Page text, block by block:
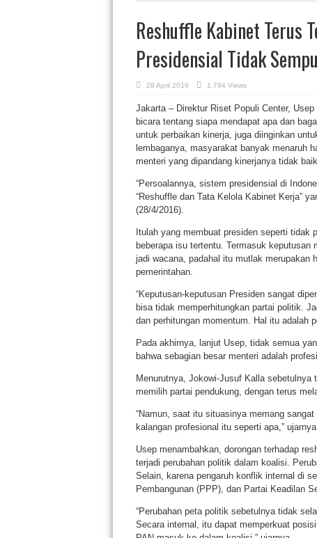
Reshuffle Kabinet Terus
Presidensial Tidak
28 April 2016 1,794 Views
Jakarta – Direktur Riset Populi Center,
bicara tentang siapa mendapat apa dan
untuk perbaikan kinerja, juga diinginkan
lembaganya, masyarakat banyak menaruh
menteri yang dipandang kinerjanya tidak
“Persoalannya, sistem presidensial di
“Reshuffle dan Tata Kelola Kabinet Kerja”
(28/4/2016).
Itulah yang membuat presiden seperti tidak
beberapa isu tertentu. Termasuk
jadi wacana, padahal itu mutlak merupakan
pemerintahan.
“Keputusan-keputusan Presiden sangat
bisa tidak memperhitungkan partai politik.
dan perhitungan momentum. Hal itu adalah
Pada akhirnya, lanjut Usep, tidak semua
bahwa sebagian besar menteri adalah
Menurutnya, Jokowi-Jusuf Kalla sebetulnya
memilih partai pendukung, dengan terus
“Namun, saat itu situasinya memang
kalangan profesional itu seperti apa,”
Usep menambahkan, dorongan terhadap
terjadi perubahan politik dalam koalisi.
Selain, karena pengaruh konflik internal di
Pembangunan (PPP), dan Partai Keadilan
“Perubahan peta politik sebetulnya tidak
Secara internal, itu dapat memperkuat